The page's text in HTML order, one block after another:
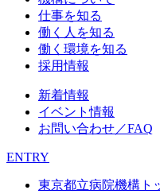
仕事を知る
働く人を知る
働く環境を知る
採用情報
新着情報
イベント情報
お問い合わせ／FAQ
ENTRY
東京都立病院機構ト